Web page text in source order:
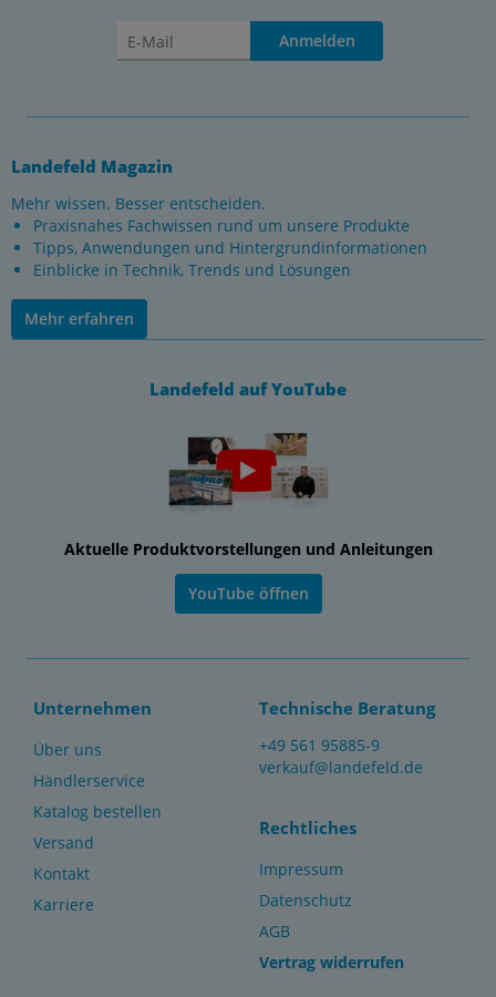
Anmelden
Landefeld Magazin
Mehr wissen. Besser entscheiden.
Praxisnahes Fachwissen rund um unsere Produkte
Tipps, Anwendungen und Hintergrundinformationen
Einblicke in Technik, Trends und Lösungen
Mehr erfahren
Landefeld auf YouTube
Aktuelle Produktvorstellungen und Anleitungen
YouTube öffnen
Unternehmen
Über uns
Händlerservice
Katalog bestellen
Versand
Kontakt
Karriere
Technische Beratung
+49 561 95885-9
verkauf@landefeld.de
Rechtliches
Impressum
Datenschutz
AGB
Vertrag widerrufen